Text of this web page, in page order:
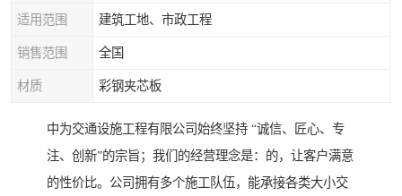
适用范围 建筑工地、市政工程
销售范围 全国
材质 彩钢夹芯板
中为交通设施工程有限公司始终坚持 “诚信、匠心、专
注、创新”的宗旨；我们的经营理念是：的，让客户满意
的性价比。公司拥有多个施工队伍，能承接各类大小交